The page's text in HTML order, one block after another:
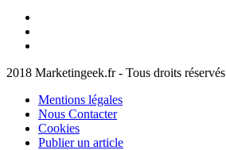
2018 Marketingeek.fr - Tous droits réservés
Mentions légales
Nous Contacter
Cookies
Publier un article